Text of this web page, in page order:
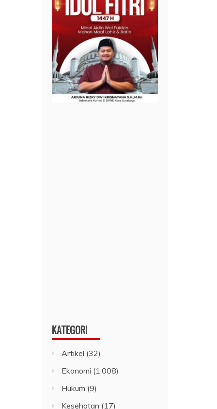
KATEGORI
Artikel (32)
Ekonomi (1,008)
Hukum (9)
Kesehatan (17)